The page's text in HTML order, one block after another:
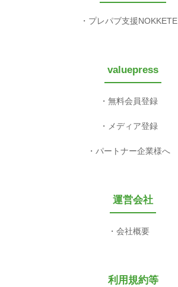
プレパブ支援NOKKETE
valuepress
無料会員登録
メディア登録
パートナー企業様へ
運営会社
会社概要
利用規約等